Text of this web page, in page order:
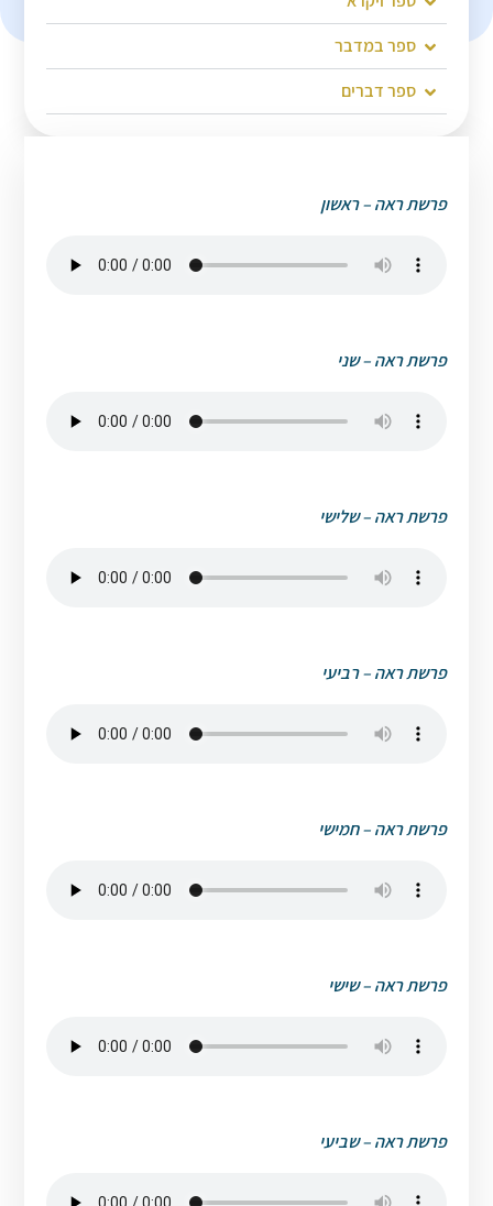
ספר במדבר
ספר דברים
פרשת ראה – ראשון
פרשת ראה – שני
פרשת ראה – שלישי
פרשת ראה – רביעי
פרשת ראה – חמישי
פרשת ראה – שישי
פרשת ראה – שביעי